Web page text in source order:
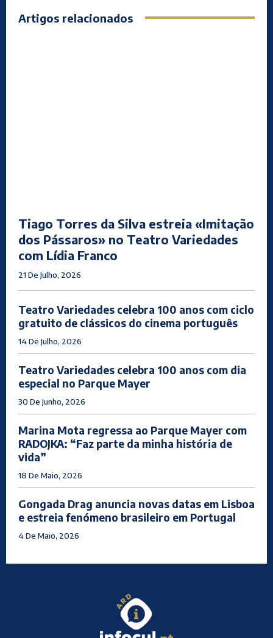
Artigos relacionados
Tiago Torres da Silva estreia «Imitação
dos Pássaros» no Teatro Variedades
com Lídia Franco
21 De Julho, 2026
Teatro Variedades celebra 100 anos com ciclo
gratuito de clássicos do cinema português
14 De Julho, 2026
Teatro Variedades celebra 100 anos com dia
especial no Parque Mayer
30 De Junho, 2026
Marina Mota regressa ao Parque Mayer com
RADOJKA: “Faz parte da minha história de
vida”
18 De Maio, 2026
Gongada Drag anuncia novas datas em Lisboa
e estreia fenómeno brasileiro em Portugal
4 De Maio, 2026